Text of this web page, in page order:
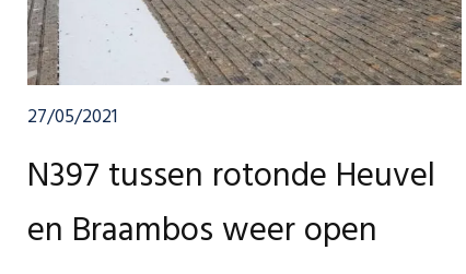
27/05/2021
N397 tussen rotonde Heuvel
en Braambos weer open